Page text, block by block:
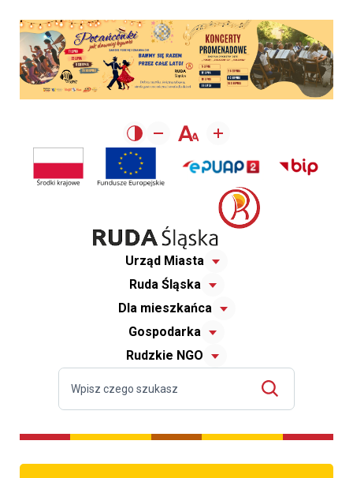
Urząd Miasta
Ruda Śląska
Dla mieszkańca
Gospodarka
Rudzkie NGO